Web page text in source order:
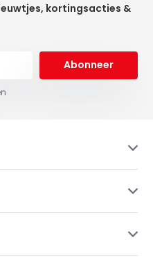
kortingsacties &
Abonneer